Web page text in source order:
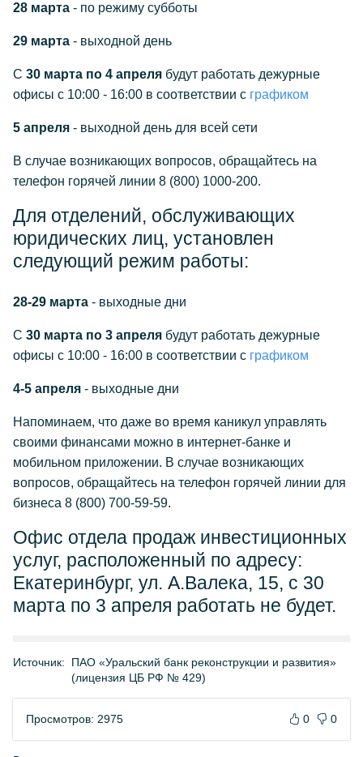
28 марта - по режиму субботы
29 марта - выходной день
С 30 марта по 4 апреля будут работать дежурные
офисы с 10:00 - 16:00 в соответствии с графиком
5 апреля - выходной день для всей сети
В случае возникающих вопросов, обращайтесь на
телефон горячей линии 8 (800) 1000-200.
Для отделений, обслуживающих
юридических лиц, установлен
следующий режим работы:
28-29 марта - выходные дни
С 30 марта по 3 апреля будут работать дежурные
офисы с 10:00 - 16:00 в соответствии с графиком
4-5 апреля - выходные дни
Напоминаем, что даже во время каникул управлять
своими финансами можно в интернет-банке и
мобильном приложении. В случае возникающих
вопросов, обращайтесь на телефон горячей линии для
бизнеса 8 (800) 700-59-59.
Офис отдела продаж инвестиционных
услуг, расположенный по адресу:
Екатеринбург, ул. А.Валека, 15, с 30
марта по 3 апреля работать не будет.
Источник:
ПАО «Уральский банк реконструкции и развития»
(лицензия ЦБ РФ № 429)
Просмотров: 2975 0 0